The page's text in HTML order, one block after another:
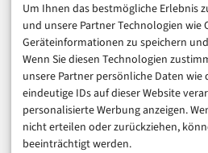
Um Ihnen das bestmögliche Erlebnis
und unsere Partner Technologien wie
Geräteinformationen zu speichern
Wenn Sie diesen Technologien
unsere Partner persönliche Daten
eindeutige IDs auf dieser Website
personalisierte Werbung anzeigen.
nicht erteilen oder zurückziehen,
beeinträchtigt werden.
Consumer & Digital Life
Marketing
Finanzen & FinTech
Business & Karriere
Sicherheit & Recht
Digitalisierung
Marketing